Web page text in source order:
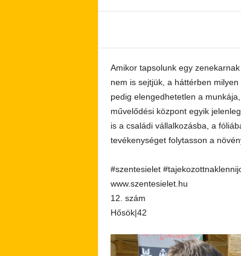
Amikor tapsolunk egy
nem is sejtjük, a háttérben
pedig elengedhetetlen a
művelődési központ egyik
is a családi vállalkozásba, a
tevékenységet folytasson a
#szentesielet
www.szentesielet.hu
12. szám
Hősök|42